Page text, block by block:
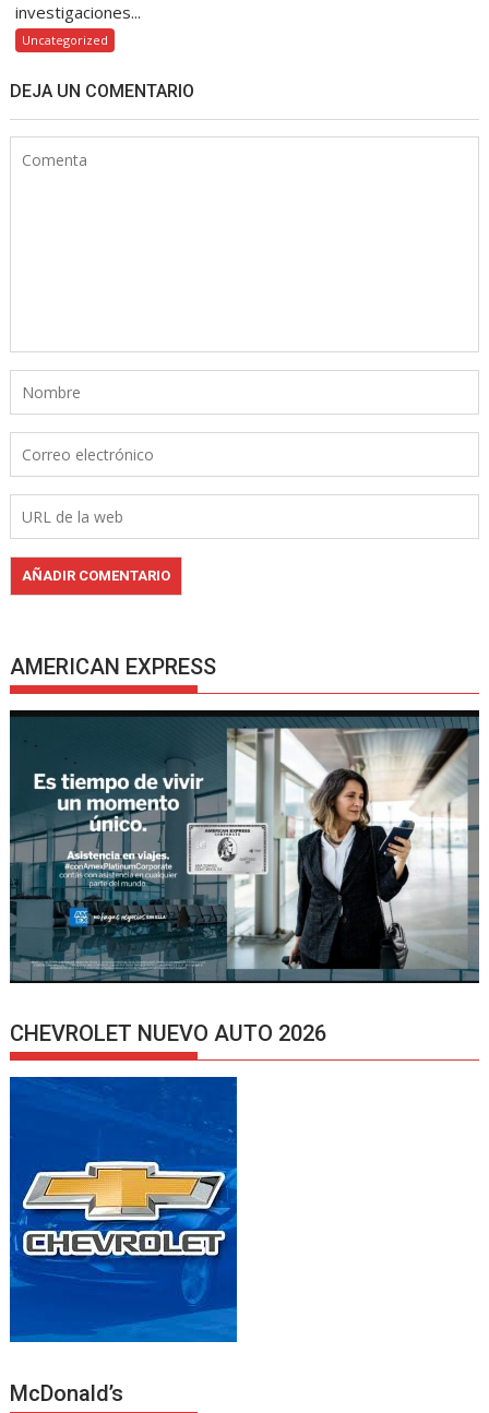
investigaciones...
Uncategorized
DEJA UN COMENTARIO
AMERICAN EXPRESS
CHEVROLET NUEVO AUTO 2026
McDonald’s